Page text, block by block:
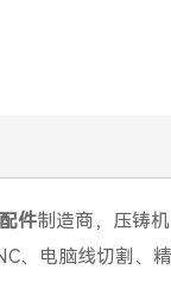
件制造商，压铸
、电脑线切割、